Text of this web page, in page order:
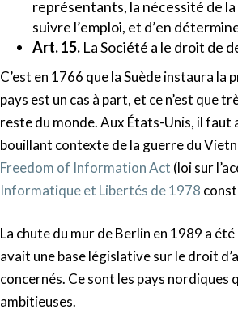
représentants, la nécessité de
suivre l’emploi, et d’en
Art. 15. La Société a le droit de
C’est en 1766 que la Suède instaura
pays est un cas à part, et ce n’est que
reste du monde. Aux États-Unis, il
bouillant contexte de la guerre du
Freedom of Information Act (loi sur
Informatique et Libertés de 1978
La chute du mur de Berlin en 1989 a
avait une base législative sur le droit
concernés. Ce sont les pays nordiques
ambitieuses.